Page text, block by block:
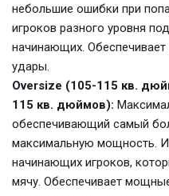
небольшие ошибки при
игроков разного уровня
начинающих.
удары.
Oversize (105-115 кв.
115 кв. дюймов):
обеспечивающий самый
максимальную мощность.
начинающих игроков,
мячу. Обеспечивает